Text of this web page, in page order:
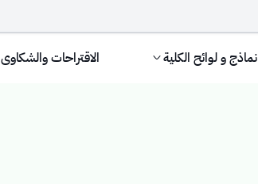
نماذج و لوائح الكلية الاقتراحات والشكاوى